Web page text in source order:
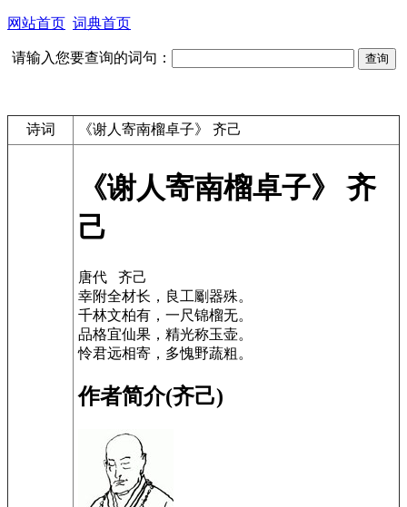
网站首页 词典首页
请输入您要查询的词句：
诗词 《谢人寄南榴卓子》 齐己
《谢人寄南榴卓子》 齐
己
唐代 齐己
幸附全材长，良工劚器殊。
千林文柏有，一尺锦榴无。
品格宜仙果，精光称玉壶。
怜君远相寄，多愧野蔬粗。
作者简介(齐己)